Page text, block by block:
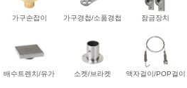
가구손잡이 가구경첩/소품경첩 잠금장치
배수트렌치/유가 소켓/브라켓 액자걸이/POP걸이